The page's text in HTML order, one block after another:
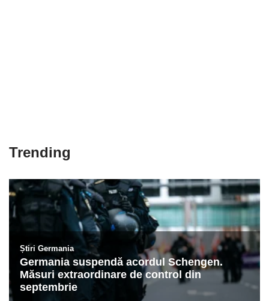
Trending